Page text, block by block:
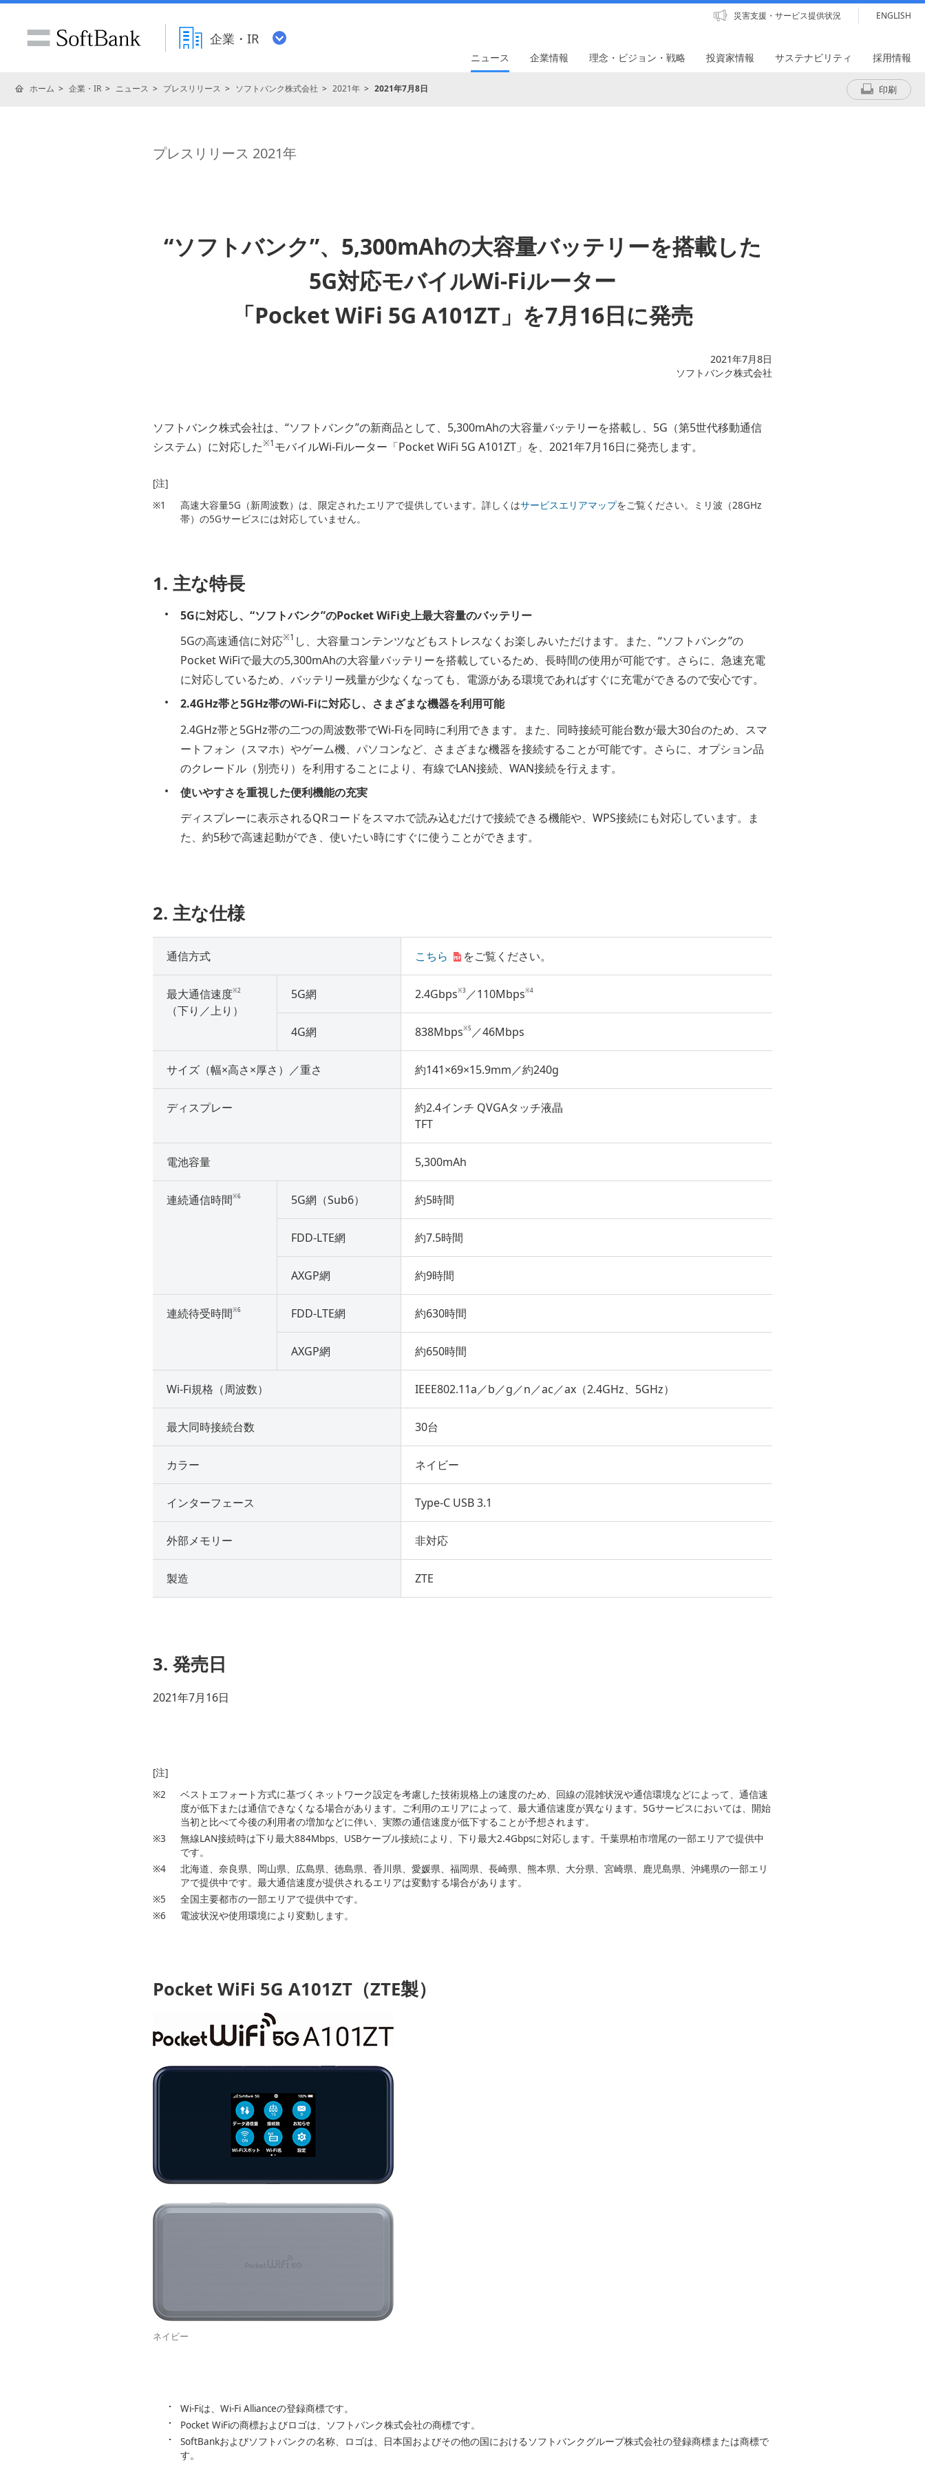
企業・IR
災害支援・サービス提供状況 ENGLISH
ニュース 企業情報 理念・ビジョン・戦略 投資家情報 サステナビリティ 採用情報
ホーム 企業・IR ニュース プレスリリース ソフトバンク株式会社 2021年 2021年7月8日 印刷
プレスリリース 2021年
“ソフトバンク”、5,300mAhの大容量バッテリーを搭載した
5G対応モバイルWi-Fiルーター
「Pocket WiFi 5G A101ZT」を7月16日に発売
2021年7月8日
ソフトバンク株式会社
ソフトバンク株式会社は、“ソフトバンク”の新商品として、5,300mAhの大容量バッテリーを搭載し、5G（第5世代移動通信
システム）に対応した※1モバイルWi-Fiルーター「Pocket WiFi 5G A101ZT」を、2021年7月16日に発売します。
[注]
※1
高速大容量5G（新周波数）は、限定されたエリアで提供しています。詳しくはサービスエリアマップをご覧ください。ミリ波（28GHz
帯）の5Gサービスには対応していません。
1. 主な特長
5Gに対応し、“ソフトバンク”のPocket WiFi史上最大容量のバッテリー
5Gの高速通信に対応※1 し、大容量コンテンツなどもストレスなくお楽しみいただけます。また、“ソフトバンク”の
Pocket WiFiで最大の5,300mAhの大容量バッテリーを搭載しているため、長時間の使用が可能です。さらに、急速充電
に対応しているため、バッテリー残量が少なくなっても、電源がある環境であればすぐに充電ができるので安心です。
2.4GHz帯と5GHz帯のWi-Fiに対応し、さまざまな機器を利用可能
2.4GHz帯と5GHz帯の二つの周波数帯でWi-Fiを同時に利用できます。また、同時接続可能台数が最大30台のため、スマ
ートフォン（スマホ）やゲーム機、パソコンなど、さまざまな機器を接続することが可能です。さらに、オプション品
のクレードル（別売り）を利用することにより、有線でLAN接続、WAN接続を行えます。
使いやすさを重視した便利機能の充実
ディスプレーに表示されるQRコードをスマホで読み込むだけで接続できる機能や、WPS接続にも対応しています。ま
た、約5秒で高速起動ができ、使いたい時にすぐに使うことができます。
2. 主な仕様
通信方式 こちら をご覧ください。
最大通信速度※2
（下り／上り）
5G網 2.4Gbps※3 ／110Mbps※4
4G網 838Mbps※5 ／46Mbps
サイズ（幅×高さ×厚さ）／重さ 約141×69×15.9mm／約240g
ディスプレー
約2.4インチ QVGAタッチ液晶
TFT
電池容量 5,300mAh
連続通信時間※6 5G網（Sub6） 約5時間
FDD-LTE網 約7.5時間
AXGP網 約9時間
連続待受時間※6 FDD-LTE網 約630時間
AXGP網 約650時間
Wi-Fi規格（周波数） IEEE802.11a／b／g／n／ac／ax（2.4GHz、5GHz）
最大同時接続台数 30台
カラー ネイビー
インターフェース Type-C USB 3.1
外部メモリー 非対応
製造 ZTE
3. 発売日
2021年7月16日
[注]
※2
ベストエフォート方式に基づくネットワーク設定を考慮した技術規格上の速度のため、回線の混雑状況や通信環境などによって、通信速
度が低下または通信できなくなる場合があります。ご利用のエリアによって、最大通信速度が異なります。5Gサービスにおいては、開始
当初と比べて今後の利用者の増加などに伴い、実際の通信速度が低下することが予想されます。
※3
無線LAN接続時は下り最大884Mbps、USBケーブル接続により、下り最大2.4Gbpsに対応します。千葉県柏市増尾の一部エリアで提供中
です。
※4
北海道、奈良県、岡山県、広島県、徳島県、香川県、愛媛県、福岡県、長崎県、熊本県、大分県、宮崎県、鹿児島県、沖縄県の一部エリ
アで提供中です。最大通信速度が提供されるエリアは変動する場合があります。
※5
全国主要都市の一部エリアで提供中です。
※6
電波状況や使用環境により変動します。
Pocket WiFi 5G A101ZT（ZTE製）
ネイビー
Wi-Fiは、Wi-Fi Allianceの登録商標です。
Pocket WiFiの商標およびロゴは、ソフトバンク株式会社の商標です。
SoftBankおよびソフトバンクの名称、ロゴは、日本国およびその他の国におけるソフトバンクグループ株式会社の登録商標または商標で
す。